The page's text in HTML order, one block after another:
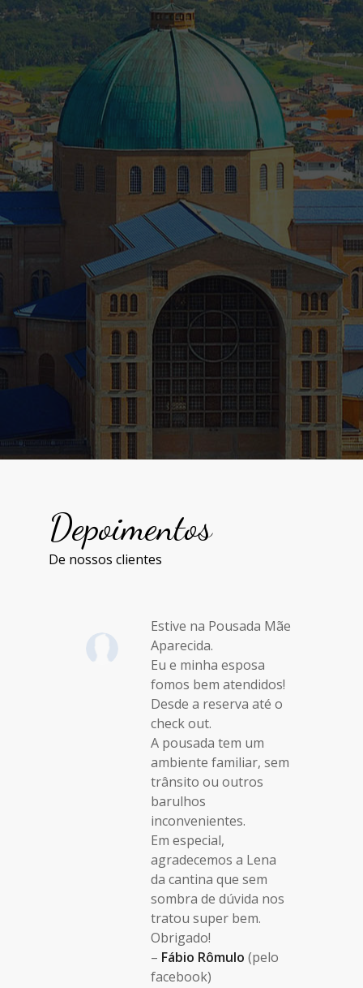
Conheça nossa região
Localizado no Vale do Paraíba, entre as
duas cidades mais importantes do país,
São Paulo e Rio de Janeiro encontra-se o
maior patrimônio Mariano do mundo, o
Santuário de Nossa Senhora da
Conceição Aparecida
, que recebe
anualmente cerca de 12.996.818
visitantes, que com sua fé e devoção a
Nossa Senhora, desfrutam de um
espaço aconchegante, acolhedor e cheio
de história.
Depoimentos
De nossos clientes
Estive na Pousada Mãe
Aparecida.
Eu e minha esposa
fomos bem atendidos!
Desde a reserva até o
check out.
A pousada tem um
ambiente familiar, sem
trânsito ou outros
barulhos
inconvenientes.
Em especial,
agradecemos a Lena
da cantina que sem
sombra de dúvida nos
tratou super bem.
Obrigado!
– Fábio Rômulo(pelo
facebook)